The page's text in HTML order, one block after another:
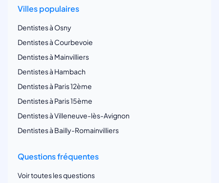
Villes populaires
Dentistes à Osny
Dentistes à Courbevoie
Dentistes à Mainvilliers
Dentistes à Hambach
Dentistes à Paris 12ème
Dentistes à Paris 15ème
Dentistes à Villeneuve-lès-Avignon
Dentistes à Bailly-Romainvilliers
Questions fréquentes
Voir toutes les questions